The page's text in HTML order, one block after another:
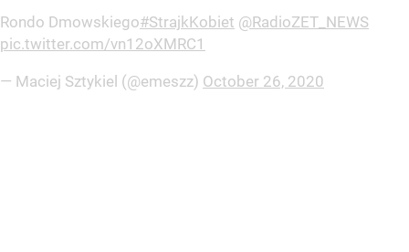
Rondo Dmowskiego#StrajkKobiet @RadioZET_NEWS
pic.twitter.com/vn12oXMRC1
— Maciej Sztykiel (@emeszz) October 26, 2020